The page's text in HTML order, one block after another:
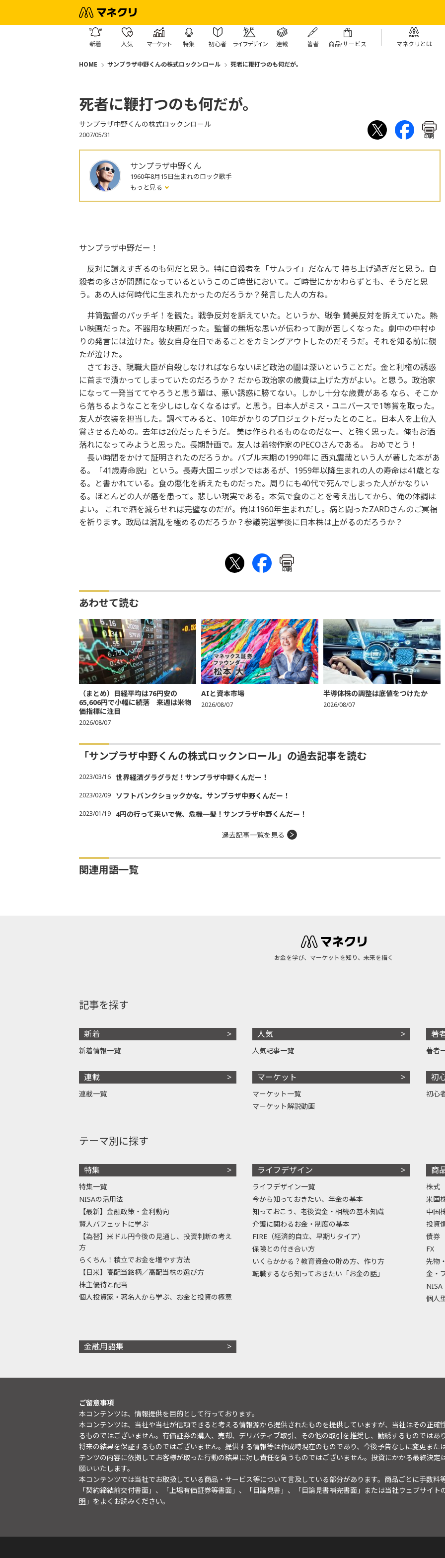
新着 人気 マーケット 特集 初心者 ライフデザイン 連載 著者 商品・サービス マネクリとは
HOME サンプラザ中野くんの株式ロックンロール 死者に鞭打つのも何だが。
死者に鞭打つのも何だが。
サンプラザ中野くんの株式ロックンロール
2007/05/31 印刷
サンプラザ中野くん
1960年8月15日生まれのロック歌手
もっと見る
サンプラザ中野だー！
反対に讃えすぎるのも何だと思う。特に自殺者を「サムライ」だなんて 持ち上げ過ぎだと思う。自
殺者の多さが問題になっているというこのご時世において。ご時世にかかわらずとも、そうだと思
う。あの人は何時代に生まれたかったのだろうか？発言した人の方ね。
井筒監督のパッチギ！を観た。戦争反対を訴えていた。というか、戦争 賛美反対を訴えていた。熱
い映画だった。不器用な映画だった。監督の無垢な思いが伝わって胸が苦しくなった。劇中の中村ゆ
りの発言には泣けた。彼女自身在日であることをカミングアウトしたのだそうだ。それを知る前に観
たが泣けた。
さておき、現職大臣が自殺しなければならないほど政治の闇は深いということだ。金と利権の誘惑
に首まで漬かってしまっていたのだろうか？ だから政治家の歳費は上げた方がよい。と思う。政治家
になって一発当ててやろうと思う輩は、悪い誘惑に勝てない。しかし十分な歳費がある なら、そこか
ら落ちるようなことを少しはしなくなるはず。と思う。日本人がミス・ユニバースで1等賞を取った。
友人が衣装を担当した。調べてみると、10年がかりのプロジェクトだったとのこと。日本人を上位入
賞させるための。去年は2位だったそうだ。 美は作られるものなのだなー、と強く思った。俺もお洒
落れになってみようと思った。長期計画で。友人は着物作家のPECOさんである。 おめでとう！
長い時間をかけて証明されたのだろうか。バブル末期の1990年に 西丸震哉という人が著した本があ
る。「41歳寿命説」という。長寿大国ニッポンではあるが、1959年以降生まれの人の寿命は41歳とな
る。と書かれている。食の悪化を訴えたものだった。周りにも40代で死んでしまった人がかなりい
る。ほとんどの人が癌を患って。悲しい現実である。本気で食のことを考え出してから、俺の体調は
よい。 これで酒を減らせれば完璧なのだが。俺は1960年生まれだし。病と闘ったZARDさんのご冥福
を祈ります。政局は混乱を極めるのだろうか？参議院選挙後に日本株は上がるのだろうか？
印刷
あわせて読む
（まとめ）日経平均は76円安の
65,606円で小幅に続落 来週は米物
価指標に注目
2026/08/07
AIと資本市場
2026/08/07
半導体株の調整は底値をつけたか
2026/08/07
「サンプラザ中野くんの株式ロックンロール」の過去記事を読む
2023/03/16 世界経済グラグラだ！サンプラザ中野くんだー！
2023/02/09 ソフトバンクショックかな。サンプラザ中野くんだー！
2023/01/19 4円の行って来いで俺、危機一髪！サンプラザ中野くんだー！
過去記事一覧を見る
関連用語一覧
お金を学び、マーケットを知り、未来を描く
記事を探す
新着
新着情報一覧
連載
連載一覧
人気
人気記事一覧
マーケット
マーケット一覧
マーケット解説動画
著
著者
初
初心
テーマ別に探す
特集
特集一覧
NISAの活用法
【最新】金融政策・金利動向
賢人バフェットに学ぶ
【為替】米ドル円今後の見通し、投資判断の考え
方
らくちん！積立でお金を増やす方法
【日米】高配当銘柄／高配当株の選び方
株主優待と配当
個人投資家・著名人から学ぶ、お金と投資の極意
ライフデザイン
ライフデザイン一覧
今から知っておきたい、年金の基本
知っておこう、老後資金・相続の基本知識
介護に関わるお金・制度の基本
FIRE（経済的自立、早期リタイア）
保険との付き合い方
いくらかかる？教育資金の貯め方、作り方
転職するなら知っておきたい「お金の話」
商
株式
米国
中国
投資
債券
FX
先物
金・
NISA
個人
金融用語集
ご留意事項
本コンテンツは、情報提供を目的として行っております。
本コンテンツは、当社や当社が信頼できると考える情報源から提供されたものを提供していますが、当社はその正
るものではございません。有価証券の購入、売却、デリバティブ取引、その他の取引を推奨し、勧誘するものではあ
将来の結果を保証するものではございません。提供する情報等は作成時現在のものであり、今後予告なしに変更また
テンツの内容に依拠してお客様が取った行動の結果に対し責任を負うものではございません。投資にかかる最終決
願いいたします。
本コンテンツでは当社でお取扱している商品・サービス等について言及している部分があります。商品ごとに手数料
「契約締結前交付書面」、「上場有価証券等書面」、「目論見書」、「目論見書補完書面」または当社ウェブサイト
明 」をよくお読みください。